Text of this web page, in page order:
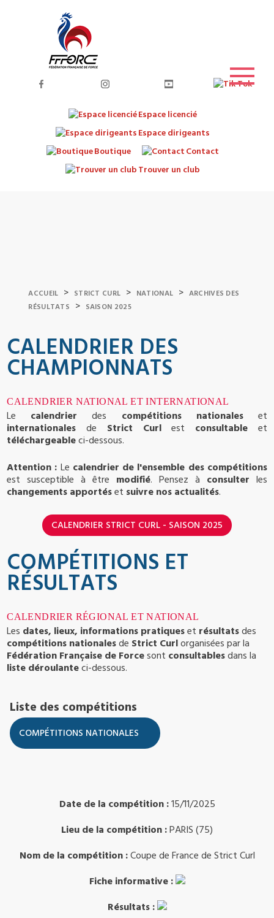
Espace licencié
Espace dirigeants
Boutique
Contact
Trouver un club
ACCUEIL > STRICT CURL > NATIONAL > ARCHIVES DES
RÉSULTATS
> SAISON 2025
CALENDRIER DES
CHAMPIONNATS
CALENDRIER NATIONAL ET INTERNATIONAL
Le calendrier des compétitions nationaleset
internationales de Strict Curlest consultable et
téléchargeableci-dessous.
Attention : Le calendrier de l'ensemble des compétitions
est susceptible à être modifié. Pensez à consulter les
changements apportéset suivre nos actualités.
CALENDRIER STRICT CURL - SAISON 2025
COMPÉTITIONS ET
RÉSULTATS
CALENDRIER RÉGIONAL ET NATIONAL
Les dates, lieux, informations pratiqueset résultatsdes
compétitions nationalesde Strict Curlorganisées par la
Fédération Française de Forcesont consultablesdans la
liste déroulanteci-dessous.
Liste des compétitions
Date de la compétition : 15/11/2025
Lieu de la compétition :PARIS (75)
Nom de la compétition : Coupe de France de Strict Curl
Fiche informative :
Résultats :